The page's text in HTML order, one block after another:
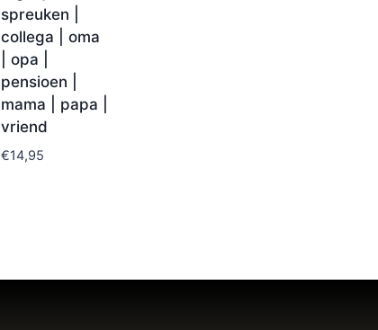
spreuken |
collega | oma
| opa |
pensioen |
mama | papa |
vriend
€14,95